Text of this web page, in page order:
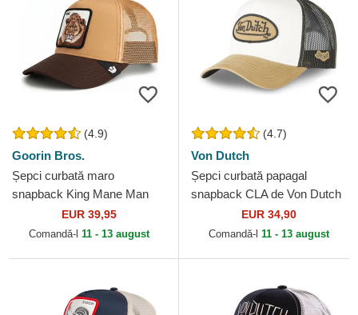
(4.9)
Goorin Bros.
Șepci curbată maro
snapback King Mane Man
The Farm Goorin Bros.
EUR 39,95
Comandă-l 11 - 13 august
(4.7)
Von Dutch
Șepci curbată papagal
snapback CLA de Von Dutch
EUR 34,90
Comandă-l 11 - 13 august